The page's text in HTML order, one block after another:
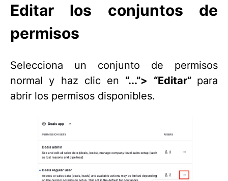
Editar los conjuntos de
permisos
Selecciona un conjunto de permisos
normal y haz clic en “...”> “Editar” para
abrir los permisos disponibles.